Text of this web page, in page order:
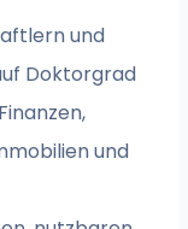
und
Doktorgrad
und